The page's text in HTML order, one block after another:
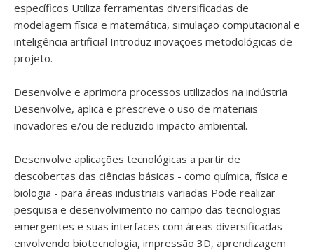
específicos Utiliza ferramentas diversificadas de
modelagem física e matemática, simulação computacional e
inteligência artificial Introduz inovações metodológicas de
projeto.
Desenvolve e aprimora processos utilizados na indústria
Desenvolve, aplica e prescreve o uso de materiais
inovadores e/ou de reduzido impacto ambiental.
Desenvolve aplicações tecnológicas a partir de
descobertas das ciências básicas - como química, física e
biologia - para áreas industriais variadas Pode realizar
pesquisa e desenvolvimento no campo das tecnologias
emergentes e suas interfaces com áreas diversificadas -
envolvendo biotecnologia, impressão 3D, aprendizagem